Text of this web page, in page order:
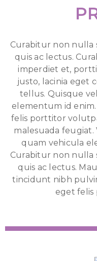
Curabitur non nulla
quis ac lectus.
imperdiet et,
justo, lacinia eget
tellus. Quisque
elementum id
felis porttitor
malesuada feugiat.
quam vehicula
Curabitur non nulla
quis ac lectus.
tincidunt nibh
eget